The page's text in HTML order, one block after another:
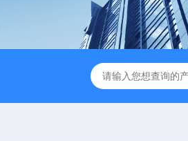
准普通混凝土泌水率试验容量筒试验